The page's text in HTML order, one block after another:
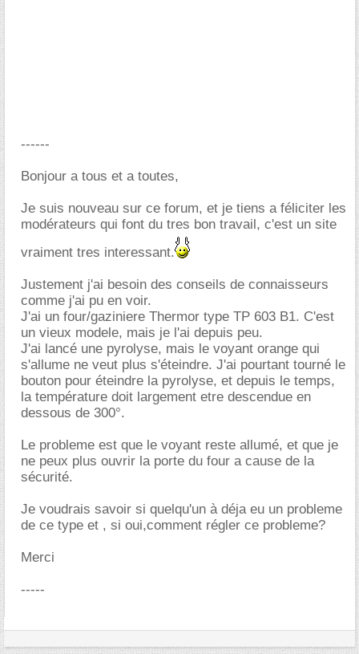
------
Bonjour a tous et a toutes,
Je suis nouveau sur ce forum, et je tiens a féliciter les
modérateurs qui font du tres bon travail, c'est un site
vraiment tres interessant.
Justement j'ai besoin des conseils de connaisseurs
comme j'ai pu en voir.
J'ai un four/gaziniere Thermor type TP 603 B1. C'est
un vieux modele, mais je l'ai depuis peu.
J'ai lancé une pyrolyse, mais le voyant orange qui
s'allume ne veut plus s'éteindre. J'ai pourtant tourné le
bouton pour éteindre la pyrolyse, et depuis le temps,
la température doit largement etre descendue en
dessous de 300°.
Le probleme est que le voyant reste allumé, et que je
ne peux plus ouvrir la porte du four a cause de la
sécurité.
Je voudrais savoir si quelqu'un à déja eu un probleme
de ce type et , si oui,comment régler ce probleme?
Merci
-----